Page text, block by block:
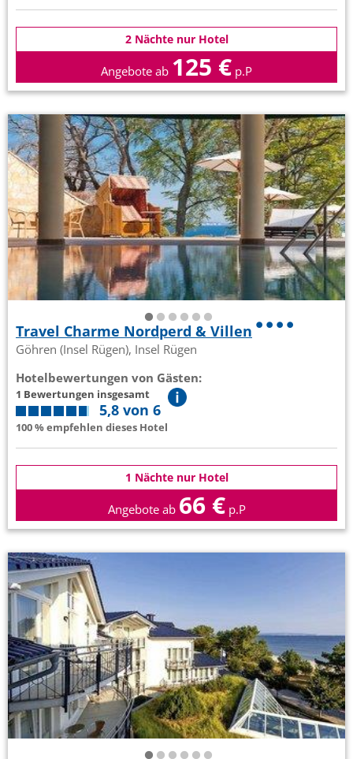
2 Nächte nur Hotel
Angebote ab 125 € p.P
Travel Charme Nordperd & Villen
Göhren (Insel Rügen), Insel Rügen
Hotelbewertungen von Gästen:
1 Bewertungen insgesamt
5,8 von 6
100 % empfehlen dieses Hotel
1 Nächte nur Hotel
Angebote ab 66 € p.P